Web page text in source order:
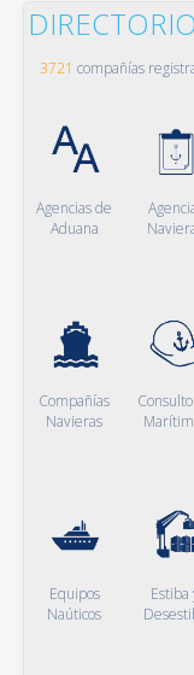
3721 compañías
Agencias de
Aduana
Compañías
Navieras
Equipos
Naúticos
Estiba